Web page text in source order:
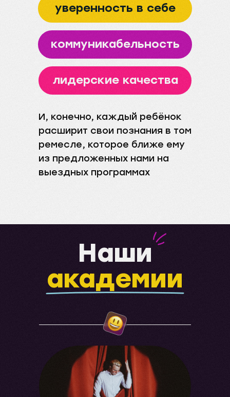
уверенность в себе
И, конечно, каждый ребёнок
расширит свои познания в том
ремесле, которое ближе ему
из предложенных нами на
выездных программах
коммуникабельность
лидерские качества
Наши
академии